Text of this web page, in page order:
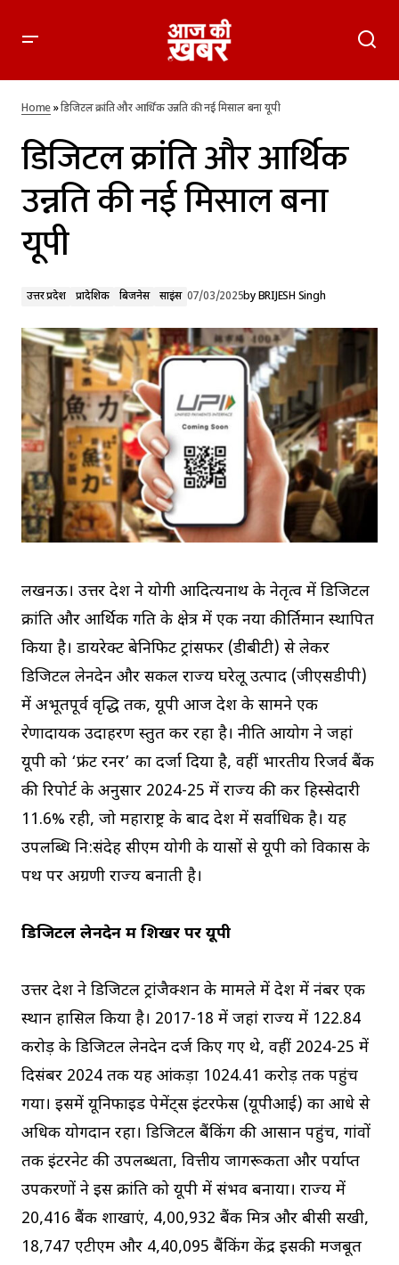
डिजिटल क्रांति और आर्थिक उन्नति की नई मिसाल बना यूपी
Home»डिजिटल क्रांति और आर्थिक उन्नति की नई मिसाल बना यूपी
डिजिटल क्रांति और आर्थिक
उन्नति की नई मिसाल बना
यूपी
उत्तर प्रदेश प्रादेशिक बिजनेस साइंस 07/03/2025byBRIJESH Singh
लखनऊ। उत्तर प्रदेश ने योगी आदित्यनाथ के नेतृत्व में डिजिटल
क्रांति और आर्थिक प्रगति के क्षेत्र में एक नया कीर्तिमान स्थापित
किया है। डायरेक्ट बेनिफिट ट्रांसफर (डीबीटी) से लेकर
डिजिटल लेनदेन और सकल राज्य घरेलू उत्पाद (जीएसडीपी)
में अभूतपूर्व वृद्धि तक, यूपी आज देश के सामने एक
प्रेरणादायक उदाहरण प्रस्तुत कर रहा है। नीति आयोग ने जहां
यूपी को ‘फ्रंट रनर’ का दर्जा दिया है, वहीं भारतीय रिजर्व बैंक
की रिपोर्ट के अनुसार 2024-25 में राज्य की कर हिस्सेदारी
11.6% रही, जो महाराष्ट्र के बाद देश में सर्वाधिक है। यह
उपलब्धि नि:संदेह सीएम योगी के प्रयासों से यूपी को विकास के
पथ पर अग्रणी राज्य बनाती है।
डिजिटल लेनदेन में शिखर पर यूपी
उत्तर प्रदेश ने डिजिटल ट्रांजैक्शन के मामले में देश में नंबर एक
स्थान हासिल किया है। 2017-18 में जहां राज्य में ₹122.84
करोड़ के डिजिटल लेनदेन दर्ज किए गए थे, वहीं 2024-25 में
दिसंबर 2024 तक यह आंकड़ा ₹1024.41 करोड़ तक पहुंच
गया। इसमें यूनिफाइड पेमेंट्स इंटरफेस (यूपीआई) का आधे से
अधिक योगदान रहा। डिजिटल बैंकिंग की आसान पहुंच, गांवों
तक इंटरनेट की उपलब्धता, वित्तीय जागरूकता और पर्याप्त
उपकरणों ने इस क्रांति को यूपी में संभव बनाया। राज्य में
20,416 बैंक शाखाएं, 4,00,932 बैंक मित्र और बीसी सखी,
18,747 एटीएम और 4,40,095 बैंकिंग केंद्र इसकी मजबूत